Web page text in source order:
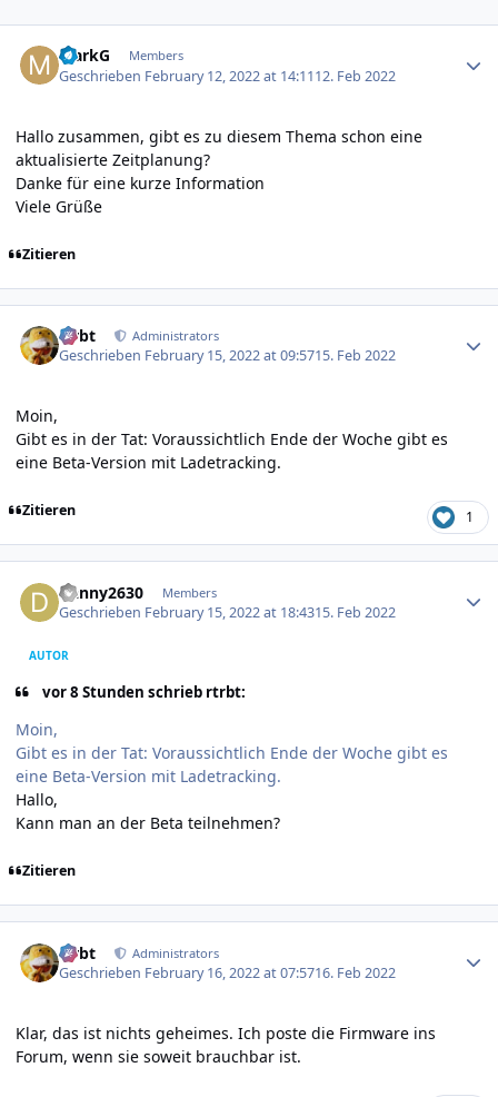
MarkG Members
Geschrieben February 12, 2022 at 14:1112. Feb 2022
Hallo zusammen, gibt es zu diesem Thema schon eine
aktualisierte Zeitplanung?
Danke für eine kurze Information
Viele Grüße
Zitieren
rtrbt Administrators
Geschrieben February 15, 2022 at 09:5715. Feb 2022
Moin,
Gibt es in der Tat: Voraussichtlich Ende der Woche gibt es
eine Beta-Version mit Ladetracking.
Zitieren 1
Danny2630 Members
Geschrieben February 15, 2022 at 18:4315. Feb 2022
AUTOR
vor 8 Stunden schrieb rtrbt:
Moin,
Gibt es in der Tat: Voraussichtlich Ende der Woche gibt es
eine Beta-Version mit Ladetracking.
Hallo,
Kann man an der Beta teilnehmen?
Zitieren
rtrbt Administrators
Geschrieben February 16, 2022 at 07:5716. Feb 2022
Klar, das ist nichts geheimes. Ich poste die Firmware ins
Forum, wenn sie soweit brauchbar ist.